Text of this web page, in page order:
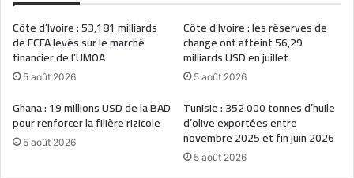
Côte d’Ivoire : 53,181 milliards
de FCFA levés sur le marché
financier de l’UMOA
5 août 2026
Côte d’Ivoire : les réserves de
change ont atteint 56,29
milliards USD en juillet
5 août 2026
Ghana : 19 millions USD de la BAD
pour renforcer la filière rizicole
5 août 2026
Tunisie : 352 000 tonnes d’huile
d’olive exportées entre
novembre 2025 et fin juin 2026
5 août 2026